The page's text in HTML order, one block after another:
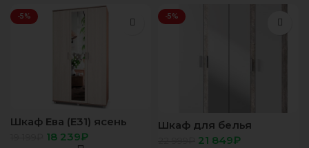
бесшумный ход дверей. Двери
открываются легко и без
особых усилий.
собирается как на правую,
-5%
Шкаф Ева (Е31) ясень
тем/св18 239₽
-5%
Шкаф для белья
“Инстайл” ШК-31 бетон/
21 849₽